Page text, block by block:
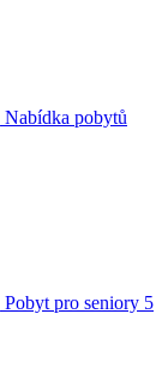
Nabídka pobytů
Pobyt pro seniory 5